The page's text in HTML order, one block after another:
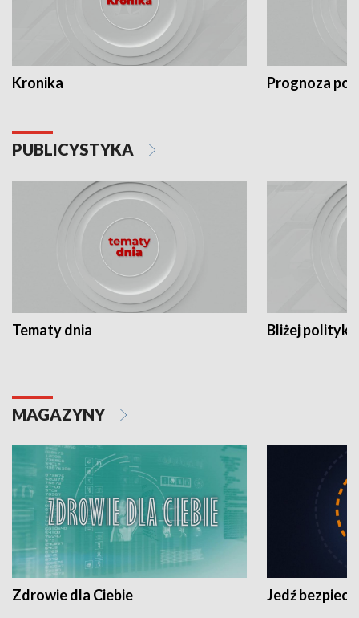
Kronika Prognoza
PUBLICYSTYKA
Tematy dnia Bliżej polityki
MAGAZYNY
Zdrowie dla Ciebie Jedź